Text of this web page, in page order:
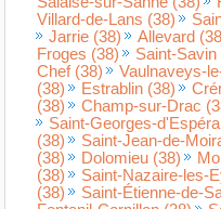
Villard-de-Lans (38)
Jarrie (38)
Allevard
Froges (38)
Saint-Savin
Chef (38)
Vaulnaveys-
(38)
Estrablin (38)
(38)
Champ-sur-Drac
Saint-Georges-
(38)
Saint-Jean-de-
(38)
Dolomieu (38)
(38)
Saint-Nazaire-les-
(38)
Saint-Étienne-de-